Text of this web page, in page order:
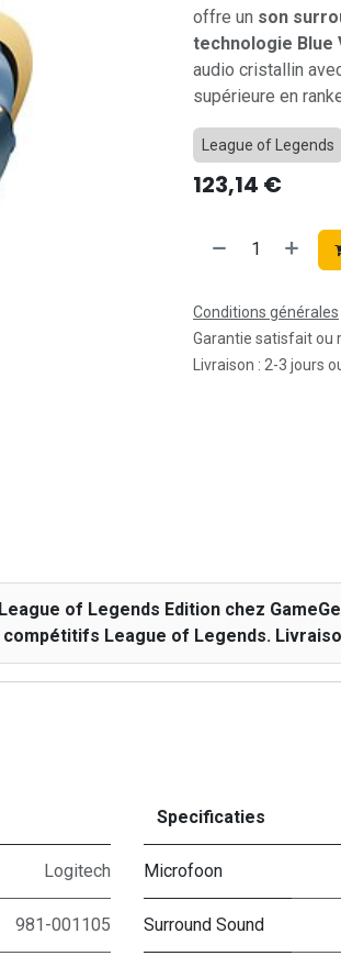
offre un son
technologie Blue
audio cristallin
supérieure en
League of Legends
123,14 €
Conditions générales
Garantie satisfait ou
Livraison : 2-3 jours
of Legends Edition chez
League of Legends.
Logitech
981-001105
Specificaties
Microfoon
Surround Sound